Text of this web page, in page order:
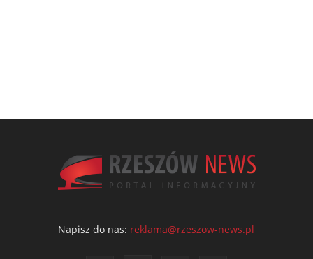
Napisz do nas: reklama@rzeszow-news.pl